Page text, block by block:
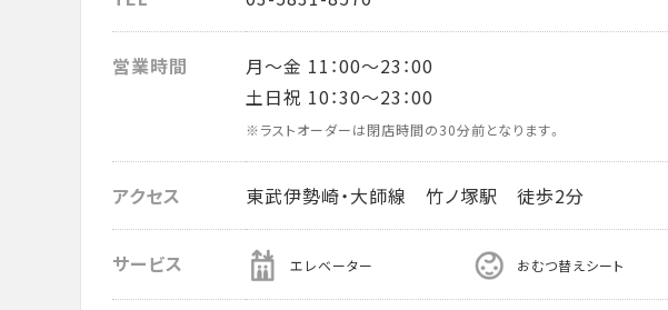
営業時間
月～金 11：00～23：00
土日祝 10：30～23：00
※ラストオーダーは閉店時間の30分前となります。
アクセス 東武伊勢崎・大師線 竹ノ塚駅 徒歩2分
サービス エレベーター おむつ替えシート